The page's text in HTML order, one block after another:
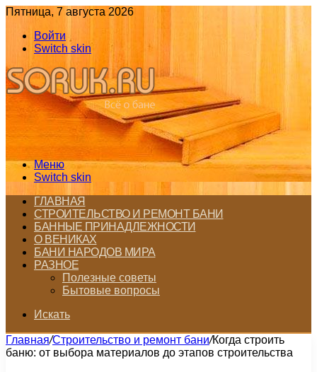
Пятница, 7 августа 2026
Войти
Switch skin
Меню
Switch skin
ГЛАВНАЯ
СТРОИТЕЛЬСТВО И РЕМОНТ БАНИ
БАННЫЕ ПРИНАДЛЕЖНОСТИ
О ВЕНИКАХ
БАНИ НАРОДОВ МИРА
РАЗНОЕ
Полезные советы
Бытовые вопросы
Искать
Главная/Строительство и ремонт бани/Когда строить
баню: от выбора материалов до этапов строительства